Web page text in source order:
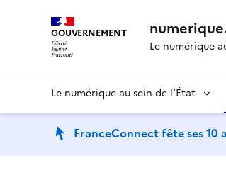
GOUVERNEMENT
Le numérique
Le numérique au sein de l’État
FranceConnect fête ses 10